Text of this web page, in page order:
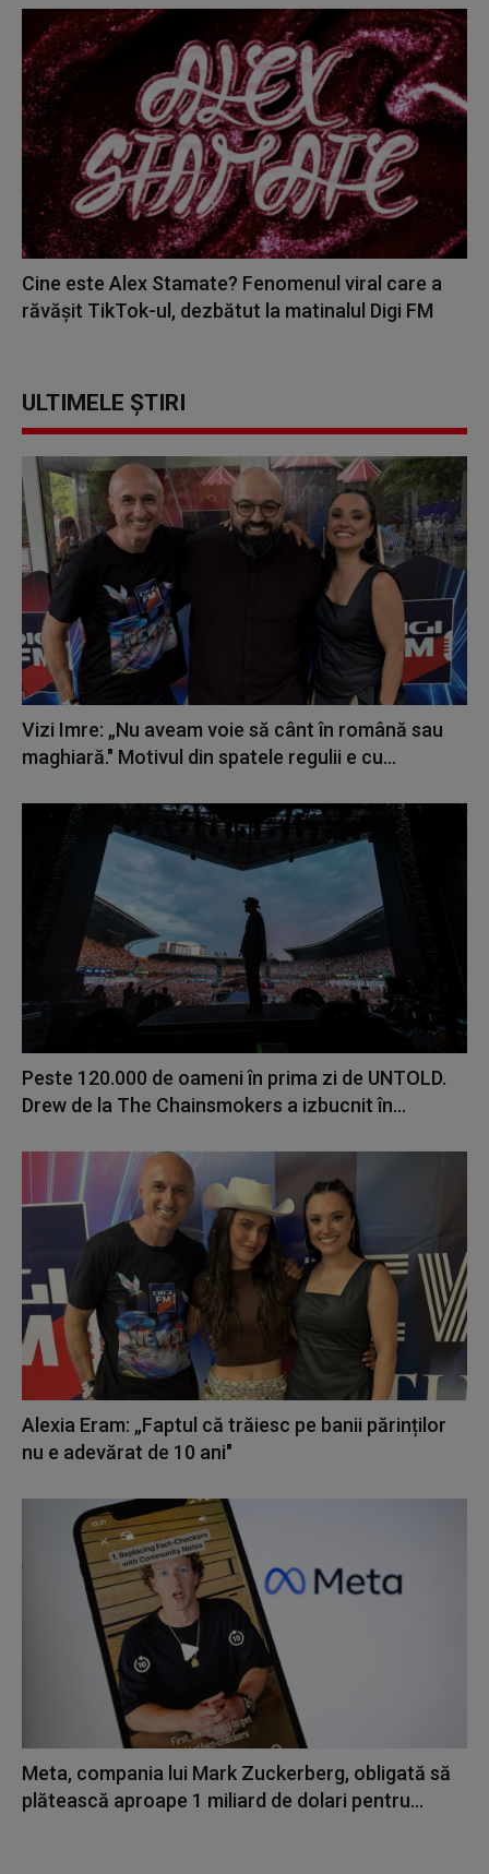
Cine este Alex Stamate? Fenomenul viral care a
răvășit TikTok-ul, dezbătut la matinalul Digi FM
ULTIMELE ȘTIRI
Vizi Imre: „Nu aveam voie să cânt în română sau
maghiară." Motivul din spatele regulii e cu...
Peste 120.000 de oameni în prima zi de UNTOLD.
Drew de la The Chainsmokers a izbucnit în...
Alexia Eram: „Faptul că trăiesc pe banii părinților
nu e adevărat de 10 ani"
Meta, compania lui Mark Zuckerberg, obligată să
plătească aproape 1 miliard de dolari pentru...